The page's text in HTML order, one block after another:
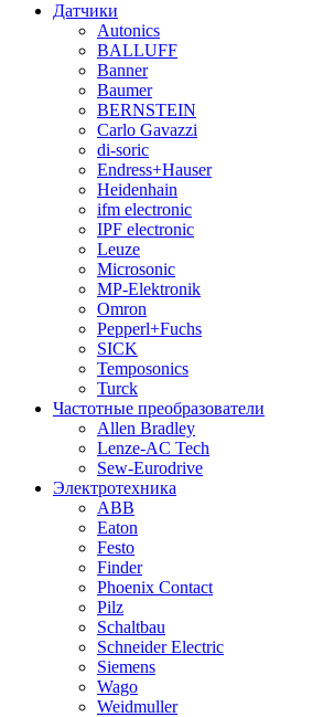
Датчики
Autonics
BALLUFF
Banner
Baumer
BERNSTEIN
Carlo Gavazzi
di-soric
Endress+Hauser
Heidenhain
ifm electronic
IPF electronic
Leuze
Microsonic
MP-Elektronik
Omron
Pepperl+Fuchs
SICK
Temposonics
Turck
Частотные преобразователи
Allen Bradley
Lenze-AC Tech
Sew-Eurodrive
Электротехника
ABB
Eaton
Festo
Finder
Phoenix Contact
Pilz
Schaltbau
Schneider Electric
Siemens
Wago
Weidmuller